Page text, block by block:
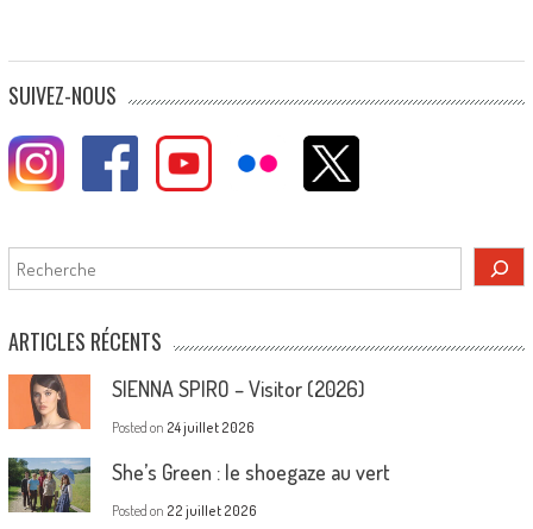
SUIVEZ-NOUS
Rechercher
ARTICLES RÉCENTS
SIENNA SPIRO – Visitor (2026)
Posted on 24 juillet 2026
She’s Green : le shoegaze au vert
Posted on 22 juillet 2026